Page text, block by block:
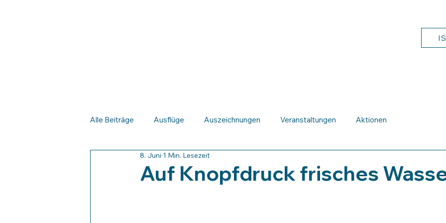
Alle Beiträge Ausflüge Auszeichnungen Veranstaltungen Aktionen
Auf Knopfdruck frisches
8. Juni 1 Min. Lesezeit